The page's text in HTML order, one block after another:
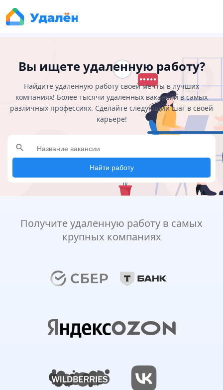
Вы ищете удаленную работу?
Найдите удаленную работу своей мечты в лучших
компаниях! Более тысячи удаленных вакансий в самых
различных профессиях. Сделайте следующий шаг в своей
карьере!
search
Найти работу
Получите удаленную работу в самых
крупных компаниях